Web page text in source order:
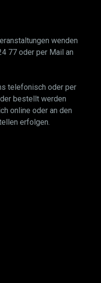
wenden
77 oder per Mail an
telefonisch oder per
bestellt werden
online oder an den
erfolgen.